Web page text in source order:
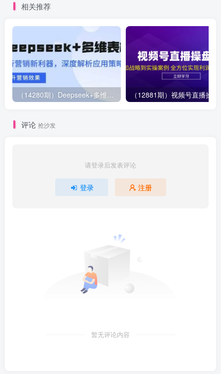
相关推荐
（14280期）Deepseek+多维表格，银行营销新利器，深度解析应用策略，提升营销效果
评论 抢沙发
请登录后发表评论
登录 注册
暂无评论内容